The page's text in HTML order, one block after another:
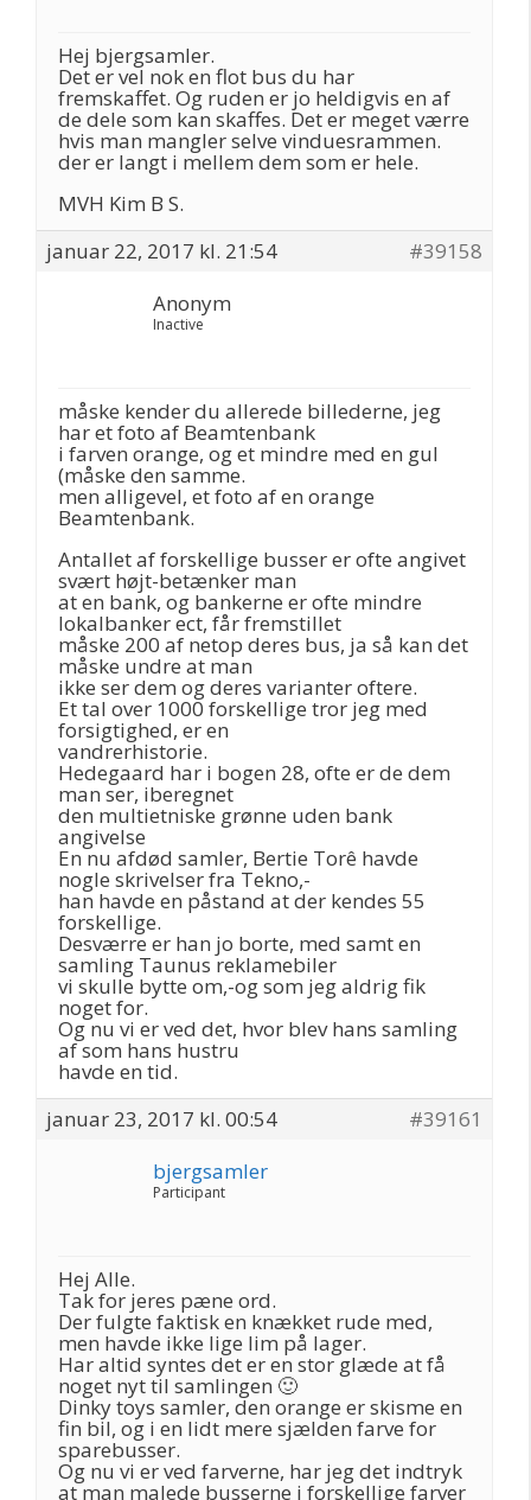
Hej bjergsamler.
Det er vel nok en flot bus du har
fremskaffet. Og ruden er jo heldigvis en af
de dele som kan skaffes. Det er meget værre
hvis man mangler selve vinduesrammen.
der er langt i mellem dem som er hele.
MVH Kim B S.
januar 22, 2017 kl. 21:54
#39158
Anonym
Inactive
måske kender du allerede billederne, jeg
har et foto af Beamtenbank
i farven orange, og et mindre med en gul
(måske den samme.
men alligevel, et foto af en orange
Beamtenbank.
Antallet af forskellige busser er ofte angivet
svært højt-betænker man
at en bank, og bankerne er ofte mindre
lokalbanker ect, får fremstillet
måske 200 af netop deres bus, ja så kan det
måske undre at man
ikke ser dem og deres varianter oftere.
Et tal over 1000 forskellige tror jeg med
forsigtighed, er en
vandrerhistorie.
Hedegaard har i bogen 28, ofte er de dem
man ser, iberegnet
den multietniske grønne uden bank
angivelse
En nu afdød samler, Bertie Torê havde
nogle skrivelser fra Tekno,-
han havde en påstand at der kendes 55
forskellige.
Desværre er han jo borte, med samt en
samling Taunus reklamebiler
vi skulle bytte om,-og som jeg aldrig fik
noget for.
Og nu vi er ved det, hvor blev hans samling
af som hans hustru
havde en tid.
januar 23, 2017 kl. 00:54
#39161
bjergsamler
Participant
Hej Alle.
Tak for jeres pæne ord.
Der fulgte faktisk en knækket rude med,
men havde ikke lige lim på lager.
Har altid syntes det er en stor glæde at få
noget nyt til samlingen 🙂
Dinky toys samler, den orange er skisme en
fin bil, og i en lidt mere sjælden farve for
sparebusser.
Og nu vi er ved farverne, har jeg det indtryk
at man malede busserne i forskellige farver